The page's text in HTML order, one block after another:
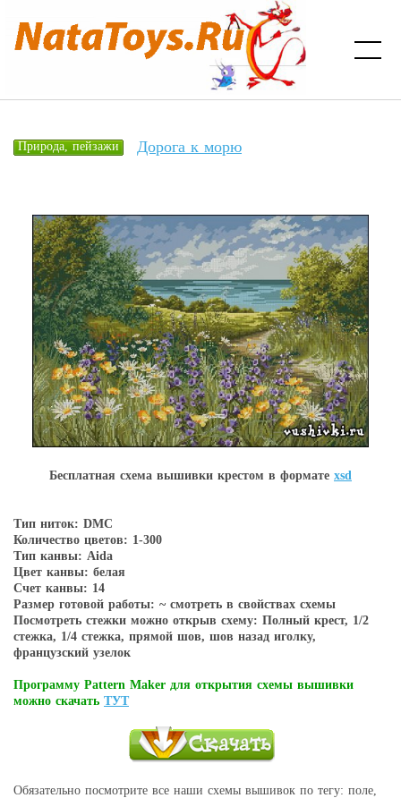
Природа, пейзажи Дорога к морю
Бесплатная схема вышивки крестом в форматe xsd
Тип ниток: DMC
Количество цветов: 1-300
Тип канвы: Aida
Цвет канвы: белая
Счет канвы: 14
Размер готовой работы: ~ смотреть в свойствах схемы
Посмотреть стежки можно открыв схему: Полный крест, 1/2
стежка, 1/4 стежка, прямой шов, шов назад иголку,
французский узелок
Программу Pattern Maker для открытия схемы вышивки
можно скачать ТУТ
Обязательно посмотрите все наши схемы вышивок по тегу: поле,